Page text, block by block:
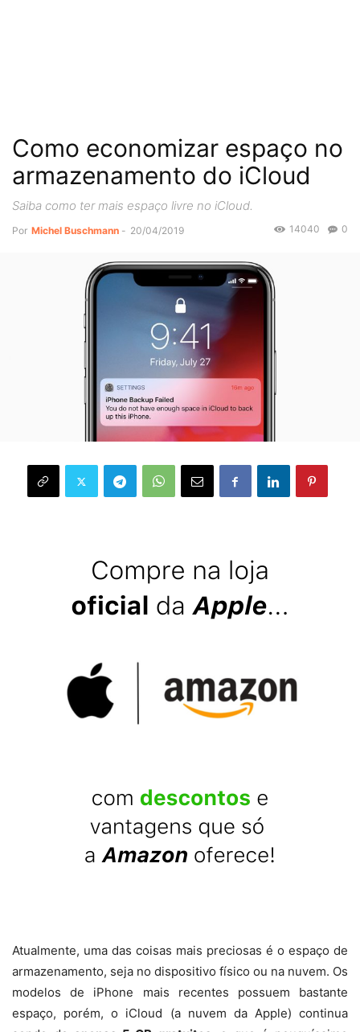
Como economizar espaço no
armazenamento do iCloud
Saiba como ter mais espaço livre no iCloud.
Por Michel Buschmann - 20/04/2019 0
14040
Atualmente, uma das coisas mais preciosas é o espaço de
armazenamento, seja no dispositivo físico ou na nuvem. Os
modelos de iPhone mais recentes possuem bastante
espaço, porém, o iCloud (a nuvem da Apple) continua